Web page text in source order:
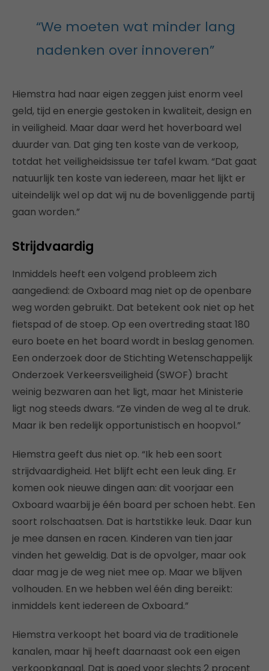
“We moeten wat minder lang
nadenken over innoveren”
Hiemstra had naar eigen zeggen juist enorm veel
geld, tijd en energie gestoken in kwaliteit, design en
in veiligheid. Maar daar werd het hoverboard wel
duurder van. Dat ging ten koste van de verkoop,
totdat het veiligheidsissue ter tafel kwam. “Dat gaat
natuurlijk ten koste van iedereen, maar het lijkt er
uiteindelijk wel op dat wij nu de bovenliggende partij
gaan worden.”
Strijdvaardig
Inmiddels heeft een volgend probleem zich
aangediend: de Oxboard mag niet op de openbare
weg worden gebruikt. Dat betekent ook niet op het
fietspad of de stoep. Op een overtreding staat 180
euro boete en het board wordt in beslag genomen.
Een onderzoek door de Stichting Wetenschappelijk
Onderzoek Verkeersveiligheid (SWOF) bracht
weinig bezwaren aan het ligt, maar het Ministerie
ligt nog steeds dwars. “Ze vinden de weg al te druk.
Maar ik ben redelijk opportunistisch en hoopvol.”
Hiemstra geeft dus niet op. “Ik heb een soort
strijdvaardigheid. Het blijft echt een leuk ding. Er
komen ook nieuwe dingen aan: dit voorjaar een
Oxboard waarbij je één board per schoen hebt. Een
soort rolschaatsen. Dat is hartstikke leuk. Daar kun
je mee dansen en racen. Kinderen van tien jaar
vinden het geweldig. Dat is de opvolger, maar ook
daar mag je de weg niet mee op. Maar we blijven
volhouden. En we hebben wel één ding bereikt:
inmiddels kent iedereen de Oxboard.”
Hiemstra verkoopt het board via de traditionele
kanalen, maar hij heeft daarnaast ook een eigen